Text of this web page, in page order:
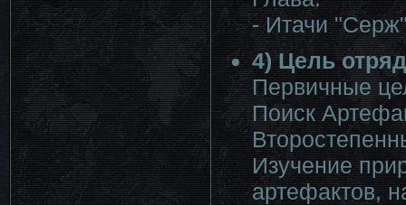
- Итачи
4) Цель
Первичные
Поиск
Изучение
артефактов,